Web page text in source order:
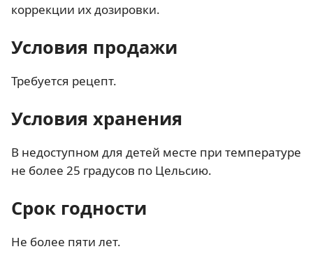
коррекции их дозировки.
Условия продажи
Требуется рецепт.
Условия хранения
В недоступном для детей месте при температуре
не более 25 градусов по Цельсию.
Срок годности
Не более пяти лет.